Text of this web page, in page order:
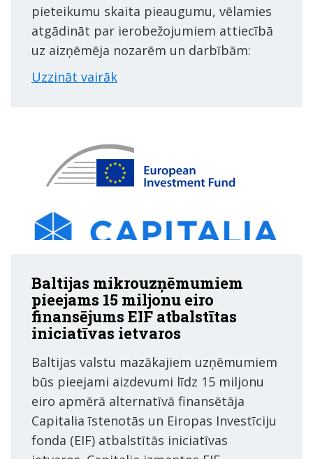
pieteikumu skaita pieaugumu, vēlamies
atgādināt par ierobežojumiem attiecībā
uz aizņēmēja nozarēm un darbībām:
Uzzināt vairāk
Baltijas mikrouzņēmumiem
pieejams 15 miljonu eiro
finansējums EIF atbalstītas
iniciatīvas ietvaros
Baltijas valstu mazākajiem uzņēmumiem
būs pieejami aizdevumi līdz 15 miljonu
eiro apmērā alternatīvā finansētāja
Capitalia īstenotās un Eiropas Investīciju
fonda (EIF) atbalstītās iniciatīvas